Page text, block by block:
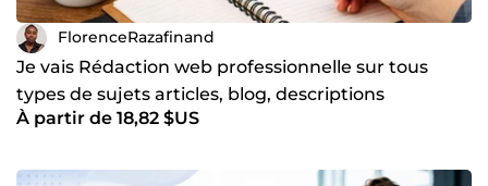
FlorenceRazafinand
Je vais Rédaction web professionnelle sur tous
types de sujets articles, blog, descriptions
À partir de 18,82 $US